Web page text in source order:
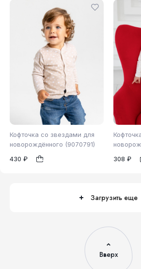
Кофточка со звездами для
новорождённого (9070791)
430 ₽
86
308 ₽
62
Загрузить еще
Вверх